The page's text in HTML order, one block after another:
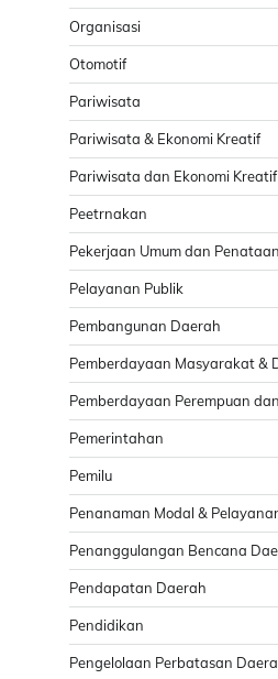
Organisasi
Otomotif
Pariwisata
Pariwisata & Ekonomi Kreatif
Pariwisata dan Ekonomi Kreatif
Peetrnakan
Pekerjaan Umum dan
Pelayanan Publik
Pembangunan Daerah
Pemberdayaan Masyarakat &
Pemberdayaan Perempuan
Pemerintahan
Pemilu
Penanaman Modal &
Penanggulangan Bencana
Pendapatan Daerah
Pendidikan
Pengelolaan Perbatasan